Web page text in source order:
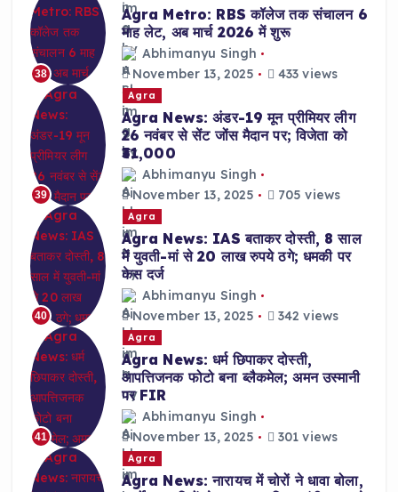
38
Agra Metro: RBS कॉलेज तक संचालन 6
माह लेट, अब मार्च 2026 में शुरू
Abhimanyu Singh
November 13, 2025
433 views
39
Agra
Agra News: अंडर-19 मून प्रीमियर लीग
26 नवंबर से सेंट जोंस मैदान पर; विजेता को
₹31,000
Abhimanyu Singh
November 13, 2025
705 views
40
Agra
Agra News: IAS बताकर दोस्ती, 8 साल
में युवती-मां से 20 लाख रुपये ठगे; धमकी पर
केस दर्ज
Abhimanyu Singh
November 13, 2025
342 views
41
Agra
Agra News: धर्म छिपाकर दोस्ती,
आपत्तिजनक फोटो बना ब्लैकमेल; अमन उस्मानी
पर FIR
Abhimanyu Singh
November 13, 2025
301 views
Agra
Agra News: नारायच में चोरों ने धावा बोला,